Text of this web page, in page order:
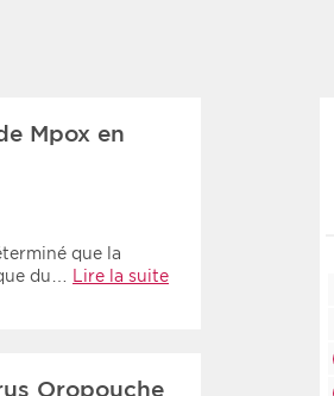
Mpox en
que la
du…
Lire la suite
Oropouche